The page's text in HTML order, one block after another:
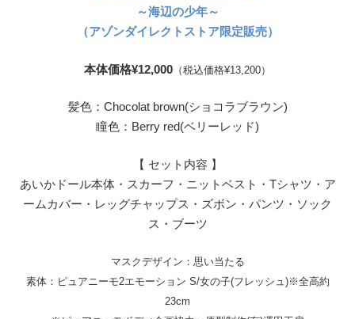
～海辺の少年～
（アゾンダイレクトストア限定販売）
本体価格¥12,000 （税込価格¥13,200）
髪色：Chocolat brown(ショコラブラウン)
瞳色：Berry red(ベリーレッド)
【 セット内容 】
あいかドール本体・スカーフ・ニットベスト・Tシャツ・ア
ームカバー・レッグチャップス・ズボン・パンツ・ソック
ス・ブーツ
マスクデザイン：思い当たる
素体：ピュアニーモ2エモーション S/女の子(フレッシュ)※全高約
23cm